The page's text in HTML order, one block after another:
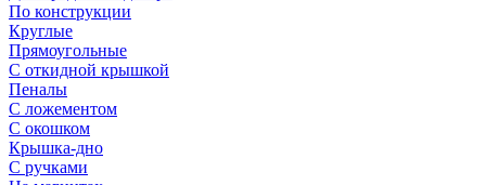
По конструкции
Круглые
Прямоугольные
С откидной крышкой
Пеналы
С ложементом
С окошком
Крышка-дно
С ручками